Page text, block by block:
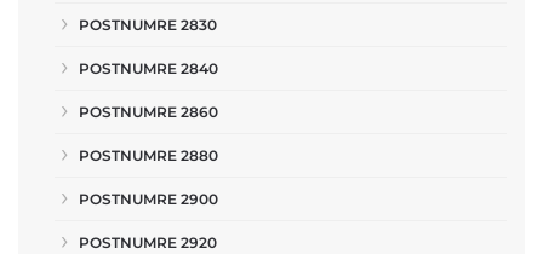
POSTNUMRE 2830
POSTNUMRE 2840
POSTNUMRE 2860
POSTNUMRE 2880
POSTNUMRE 2900
POSTNUMRE 2920